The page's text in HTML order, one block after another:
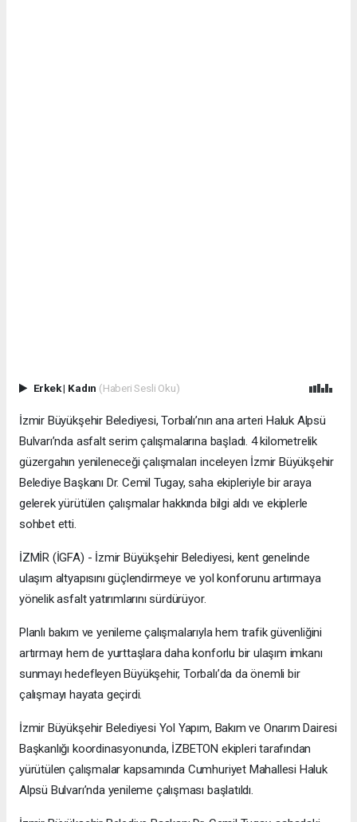
Erkek| Kadın (Haberi Sesli Oku)
İzmir Büyükşehir Belediyesi, Torbalı’nın ana arteri Haluk Alpsü
Bulvarı’nda asfalt serim çalışmalarına başladı. 4 kilometrelik
güzergahın yenileneceği çalışmaları inceleyen İzmir Büyükşehir
Belediye Başkanı Dr. Cemil Tugay, saha ekipleriyle bir araya
gelerek yürütülen çalışmalar hakkında bilgi aldı ve ekiplerle
sohbet etti.
İZMİR (İGFA) - İzmir Büyükşehir Belediyesi, kent genelinde
ulaşım altyapısını güçlendirmeye ve yol konforunu artırmaya
yönelik asfalt yatırımlarını sürdürüyor.
Planlı bakım ve yenileme çalışmalarıyla hem trafik güvenliğini
artırmayı hem de yurttaşlara daha konforlu bir ulaşım imkanı
sunmayı hedefleyen Büyükşehir, Torbalı’da da önemli bir
çalışmayı hayata geçirdi.
İzmir Büyükşehir Belediyesi Yol Yapım, Bakım ve Onarım Dairesi
Başkanlığı koordinasyonunda, İZBETON ekipleri tarafından
yürütülen çalışmalar kapsamında Cumhuriyet Mahallesi Haluk
Alpsü Bulvarı’nda yenileme çalışması başlatıldı.